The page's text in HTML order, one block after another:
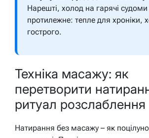
Нарешті, холод на гарячі судоми
протилежне: тепле для хроніки,
гострого.
Техніка масажу: як
перетворити
ритуал розслаблення
Натирання без масажу – як